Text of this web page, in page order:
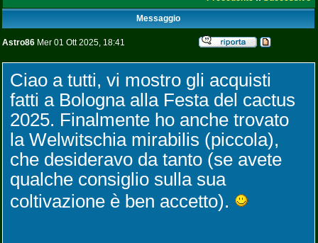
Messaggio
Astro86 Mer 01 Ott 2025, 18:41
Ciao a tutti, vi mostro gli acquisti
fatti a Bologna alla Festa del cactus
2025. Finalmente ho anche trovato
la Welwitschia mirabilis (piccola),
che desideravo da tanto (se avete
qualche consiglio sulla sua
coltivazione è ben accetto).